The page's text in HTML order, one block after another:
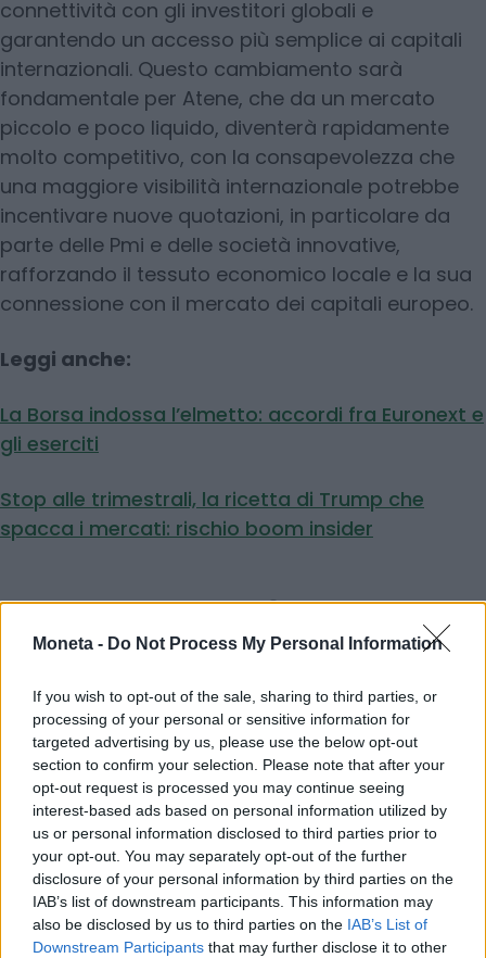
Moneta - Do Not Process My Personal Information
If you wish to opt-out of the sale, sharing to third parties, or
processing of your personal or sensitive information for
targeted advertising by us, please use the below opt-out
section to confirm your selection. Please note that after your
opt-out request is processed you may continue seeing
interest-based ads based on personal information utilized by
us or personal information disclosed to third parties prior to
your opt-out. You may separately opt-out of the further
disclosure of your personal information by third parties on the
IAB’s list of downstream participants. This information may
also be disclosed by us to third parties on the IAB’s List of
Downstream Participants that may further disclose it to other
connettività con gli investitori globali e
garantendo un accesso più semplice ai capitali
internazionali. Questo cambiamento sarà
fondamentale per Atene, che da un mercato
piccolo e poco liquido, diventerà rapidamente
molto competitivo, con la consapevolezza che
una maggiore visibilità internazionale potrebbe
incentivare nuove quotazioni, in particolare da
parte delle Pmi e delle società innovative,
rafforzando il tessuto economico locale e la sua
connessione con il mercato dei capitali europeo.
Leggi anche:
La Borsa indossa l’elmetto: accordi fra Euronext e
gli eserciti
Stop alle trimestrali, la ricetta di Trump che
spacca i mercati: rischio boom insider
© RIPRODUZIONE RISERVATA
opas
Condividi
Scegli Moneta come fonte preferita